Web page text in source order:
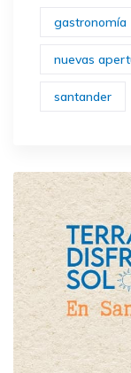
gastronomía
nuevas
santander